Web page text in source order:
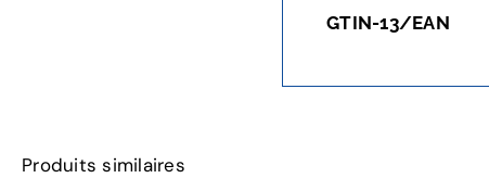
GTIN-13/EAN
Produits similaires